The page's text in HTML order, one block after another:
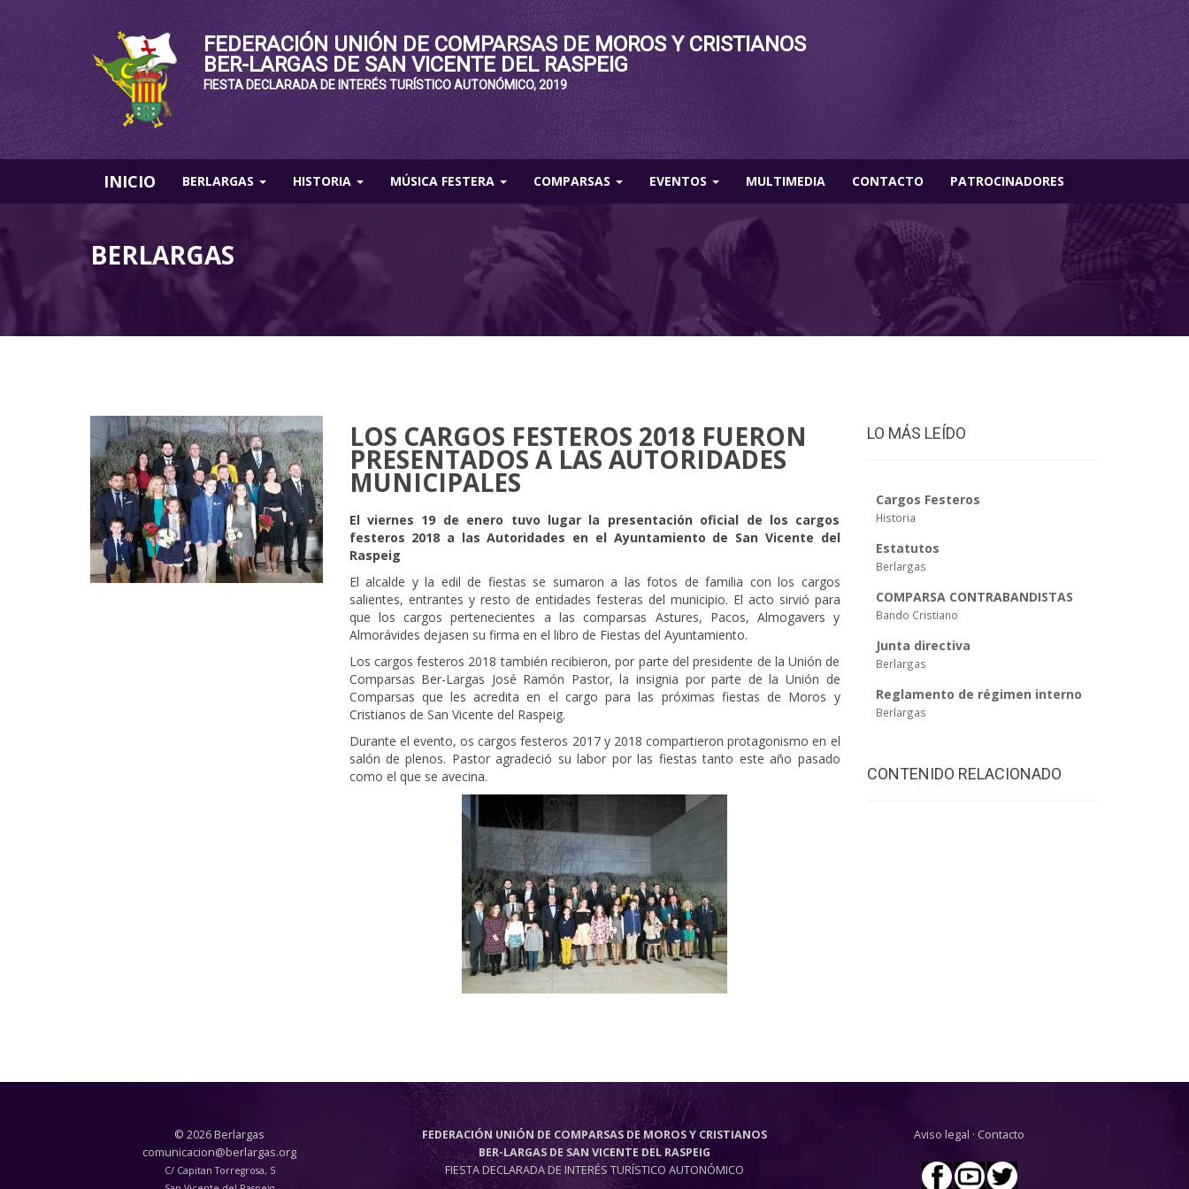
FEDERACIÓN UNIÓN DE COMPARSAS DE MOROS Y CRISTIANOS
BER-LARGAS DE SAN VICENTE DEL RASPEIG
FIESTA DECLARADA DE INTERÉS TURÍSTICO AUTONÓMICO, 2019
INICIO BERLARGAS HISTORIA MÚSICA FESTERA COMPARSAS EVENTOS MULTIMEDIA CONTACTO PATROCINADORES
BERLARGAS
LOS CARGOS FESTEROS 2018 FUERON
PRESENTADOS A LAS AUTORIDADES
MUNICIPALES
El viernes 19 de enero tuvo lugar la presentación oficial de los cargos
festeros 2018 a las Autoridades en el Ayuntamiento de San Vicente del
Raspeig
El alcalde y la edil de fiestas se sumaron a las fotos de familia con los cargos
salientes, entrantes y resto de entidades festeras del municipio. El acto sirvió para
que los cargos pertenecientes a las comparsas Astures, Pacos, Almogavers y
Almorávides dejasen su firma en el libro de Fiestas del Ayuntamiento.
Los cargos festeros 2018 también recibieron, por parte del presidente de la Unión de
Comparsas Ber-Largas José Ramón Pastor, la insignia por parte de la Unión de
Comparsas que les acredita en el cargo para las próximas fiestas de Moros y
Cristianos de San Vicente del Raspeig.
Durante el evento, os cargos festeros 2017 y 2018 compartieron protagonismo en el
salón de plenos. Pastor agradeció su labor por las fiestas tanto este año pasado
como el que se avecina.
LO MÁS LEÍDO
Cargos Festeros
Historia
Estatutos
Berlargas
COMPARSA CONTRABANDISTAS
Bando Cristiano
Junta directiva
Berlargas
Reglamento de régimen interno
Berlargas
CONTENIDO RELACIONADO
© 2026 Berlargas
comunicacion@berlargas.org
C/ Capitan Torregrosa, 5
FEDERACIÓN UNIÓN DE COMPARSAS DE MOROS Y CRISTIANOS
BER-LARGAS DE SAN VICENTE DEL RASPEIG
FIESTA DECLARADA DE INTERÉS TURÍSTICO AUTONÓMICO
Aviso legal · Contacto